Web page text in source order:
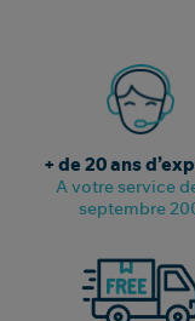
+ de 20 ans
A votre service
septembre